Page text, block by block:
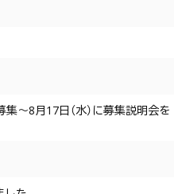
～8月17日（水）に募集説明会を